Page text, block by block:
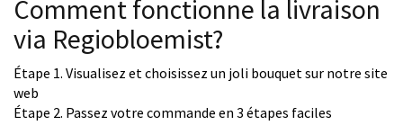
Comment fonctionne la livraison
via Regiobloemist?
Étape 1. Visualisez et choisissez un joli bouquet sur notre site
web
Étape 2. Passez votre commande en 3 étapes faciles